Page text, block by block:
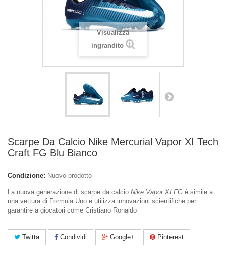
Visualizza
ingrandito
Scarpe Da Calcio Nike Mercurial Vapor XI Tech
Craft FG Blu Bianco
Condizione: Nuovo prodotto
La nuova generazione di scarpe da calcio Nike Vapor XI FG è simile a
una vettura di Formula Uno e utilizza innovazioni scientifiche per
garantire a giocatori come Cristiano Ronaldo
Twitta Condividi Google+ Pinterest